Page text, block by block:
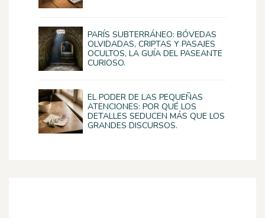
PARÍS SUBTERRÁNEO: BÓVEDAS
OLVIDADAS, CRIPTAS Y PASAJES
OCULTOS, LA GUÍA DEL PASEANTE
CURIOSO.
EL PODER DE LAS PEQUEÑAS
ATENCIONES: POR QUÉ LOS
DETALLES SEDUCEN MÁS QUE LOS
GRANDES DISCURSOS.